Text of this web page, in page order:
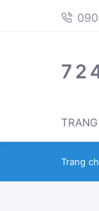
Skip
Skip
669
Trang